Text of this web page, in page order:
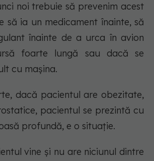
noi trebuie să prevenim acest
să ia un medicament înainte, să
înainte de a urca în avion
foarte lungă sau dacă se
cu mașina.
dacă pacientul are obezitate,
pacientul se prezintă cu
profundă, e o situație.
vine și nu are niciunul dintre